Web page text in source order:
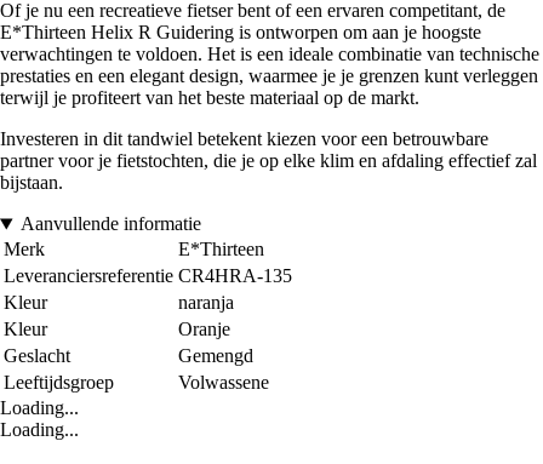
Of je nu een recreatieve fietser bent of een ervaren competitant, de
E*Thirteen Helix R Guidering is ontworpen om aan je hoogste
verwachtingen te voldoen. Het is een ideale combinatie van technische
prestaties en een elegant design, waarmee je je grenzen kunt verleggen
terwijl je profiteert van het beste materiaal op de markt.
Investeren in dit tandwiel betekent kiezen voor een betrouwbare
partner voor je fietstochten, die je op elke klim en afdaling effectief zal
bijstaan.
Aanvullende informatie
Merk
E*Thirteen
Leveranciersreferentie CR4HRA-135
Kleur
naranja
Kleur
Oranje
Geslacht
Gemengd
Leeftijdsgroep
Volwassene
Loading...
Loading...